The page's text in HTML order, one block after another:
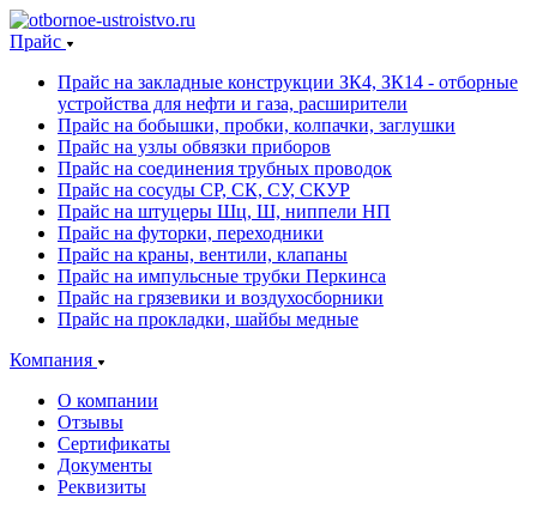
Прайс
Прайс на закладные конструкции ЗК4, ЗК14 - отборные
устройства для нефти и газа, расширители
Прайс на бобышки, пробки, колпачки, заглушки
Прайс на узлы обвязки приборов
Прайс на соединения трубных проводок
Прайс на сосуды СР, СК, СУ, СКУР
Прайс на штуцеры Шц, Ш, ниппели НП
Прайс на футорки, переходники
Прайс на краны, вентили, клапаны
Прайс на импульсные трубки Перкинса
Прайс на грязевики и воздухосборники
Прайс на прокладки, шайбы медные
Компания
О компании
Отзывы
Сертификаты
Документы
Реквизиты